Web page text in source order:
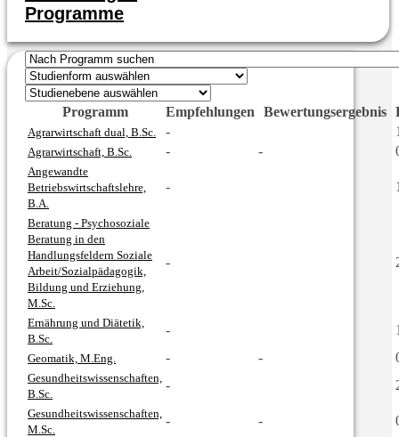
Programme
Programm Empfehlungen Bewertungsergebnis
Agrarwirtschaft dual, B.Sc. -
Agrarwirtschaft, B.Sc. - -
Angewandte
Betriebswirtschaftslehre,
B.A.
-
Beratung - Psychosoziale
Beratung in den
Handlungsfeldern Soziale
Arbeit/Sozialpädagogik,
Bildung und Erziehung,
M.Sc.
-
Ernährung und Diätetik,
B.Sc.
-
Geomatik, M.Eng. - -
Gesundheitswissenschaften,
B.Sc.
-
Gesundheitswissenschaften,
M.Sc.
- -